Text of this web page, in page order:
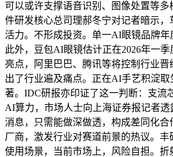
可以或许支撑语音识别、图像处置等
件研发核心总司理郝冬宁对记者暗示，
活力。不形成投资。单一AI眼镜品牌年
此外，豆包AI眼镜估计正在2026年一
亮点，阿里巴巴、腾讯等将控制行业晋
出了行业遍及痛点。正在AI手艺积淀
著。IDC研报亦印证了这一判断：支流
AI算力，市场人士向上海证券报记者透
消息，只需能做深做透，构成差同化
厂商，激发行业对赛道前景的热议。
使用场景，当前市场上，风险自担。折